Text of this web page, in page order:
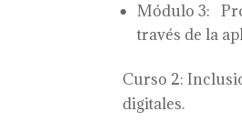
Módulo 3:
través de la
Curso 2:
digitales.